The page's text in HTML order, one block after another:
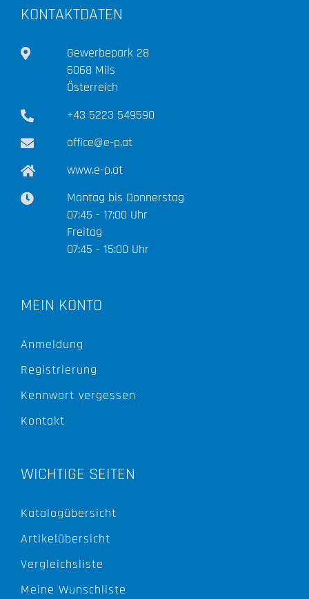
KONTAKTDATEN
Gewerbepark 28
6068 Mils
Österreich
+43 5223 549590
office@e-p.at
www.e-p.at
Montag bis Donnerstag
07:45 - 17:00 Uhr
Freitag
07:45 - 15:00 Uhr
MEIN KONTO
Anmeldung
Registrierung
Kennwort vergessen
Kontakt
WICHTIGE SEITEN
Katalogübersicht
Artikelübersicht
Vergleichsliste
Meine Wunschliste